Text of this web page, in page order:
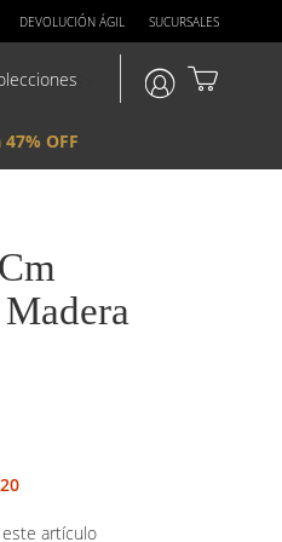
DEVOLUCIÓN ÁGIL SUCURSALES
OFF
artículo